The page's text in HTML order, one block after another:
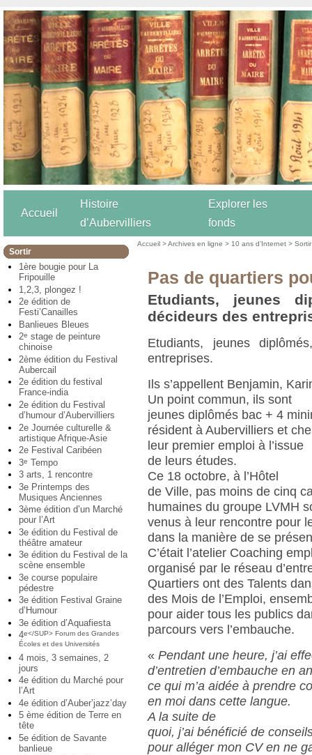
Accueil
Histoire
d’Aubervilliers
Explorer les
fonds
Sortir
1ère bougie pour La
Fripouille
1,2,3, plongez !
2e édition de
Festi’Canailles
Banlieues Bleues
2e stage de peinture
chinoise
2ème édition du Festival
Aubercail
2e édition du festival
France-india
2e édition du Festival
d’humour d’Aubervilliers
2e Journée culturelle &
artistique Afrique-Asie
2e Festival Caribéen
3e Tempo
3 arts, 1 rencontre
3e Printemps des
Musiques Anciennes
3ème édition d’un Marché
pour l’Art
3e édition du Festival de
théâtre amateur
3e édition du Festival de la
scène ensemble
3e course populaire
pédestre
3e édition Festival Graine
d’Humour
3e édition d’Aquafiesta
4e</SUP> Forum des Grandes
Écoles et des Universités
4 mois, 3 semaines, 2
jours
4e édition du Marché pour
l’Art
4e édition d’Auber’jazz’day
5 ème édition de Terre en
tête
5e édition de Savante
banlieue
Accueil >Archives en ligne > 10 ans d’Internet >Sortir
Pas de quartiers
Etudiants, jeunes
décideurs des
Etudiants, jeunes
entreprises.
Ils s’appellent Benjamin,
Un point commun, ils sont
jeunes diplômés bac + 4
résident à Aubervilliers et
leur premier emploi à l’issue
de leurs études.
Ce 18 octobre, à l’Hôtel
de Ville, pas moins de cinq
humaines du groupe LVMH
venus à leur rencontre pour
dans la manière de se
C’était l’atelier Coaching
organisé par le réseau
Quartiers ont des Talents
des Mois de l’Emploi,
pour aider tous les publics
parcours vers l’embauche.
«Pendant une heure, j’ai
d’entretien d’embauche en
ce qui m’a aidée à prendre
en moi dans cette langue.
A la suite de
quoi, j’ai bénéficié de
pour alléger mon CV en ne